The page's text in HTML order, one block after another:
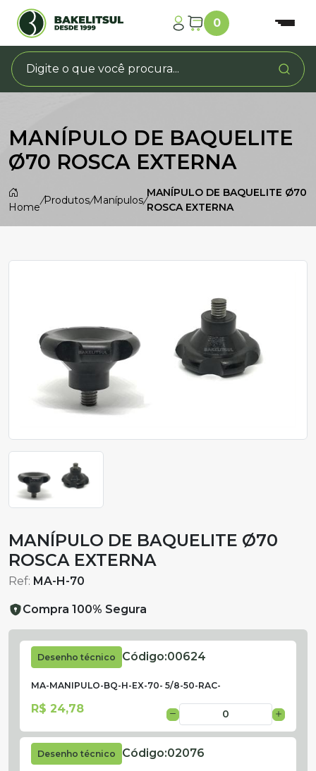
0
MANÍPULO DE BAQUELITE
Ø70 ROSCA EXTERNA
Home
/Produtos/Manípulos/
MANÍPULO DE BAQUELITE Ø70
ROSCA EXTERNA
MANÍPULO DE BAQUELITE Ø70
ROSCA EXTERNA
Ref: MA-H-70
Compra 100% Segura
Desenho técnico Código:00624
MA-MANIPULO-BQ-H-EX-70- 5/8-50-RAC-
R$ 24,78
Desenho técnico Código:02076